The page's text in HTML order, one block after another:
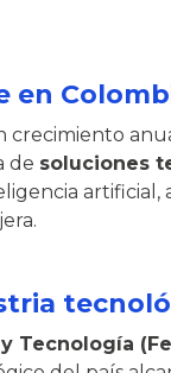
en
crecimiento
de soluciones
Tecnología